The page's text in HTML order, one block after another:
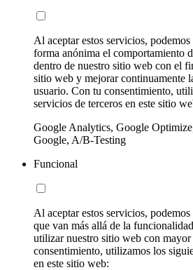
Al aceptar estos servicios,
forma anónima el comportamiento
dentro de nuestro sitio web con el
sitio web y mejorar continuamente
usuario. Con tu consentimiento,
servicios de terceros en este sitio
Google Analytics, Google
Google, A/B-Testing
Funcional
Al aceptar estos servicios,
que van más allá de la
utilizar nuestro sitio web con
consentimiento, utilizamos los
en este sitio web: